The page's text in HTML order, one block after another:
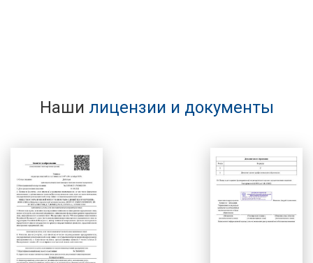
Наши лицензии и документы